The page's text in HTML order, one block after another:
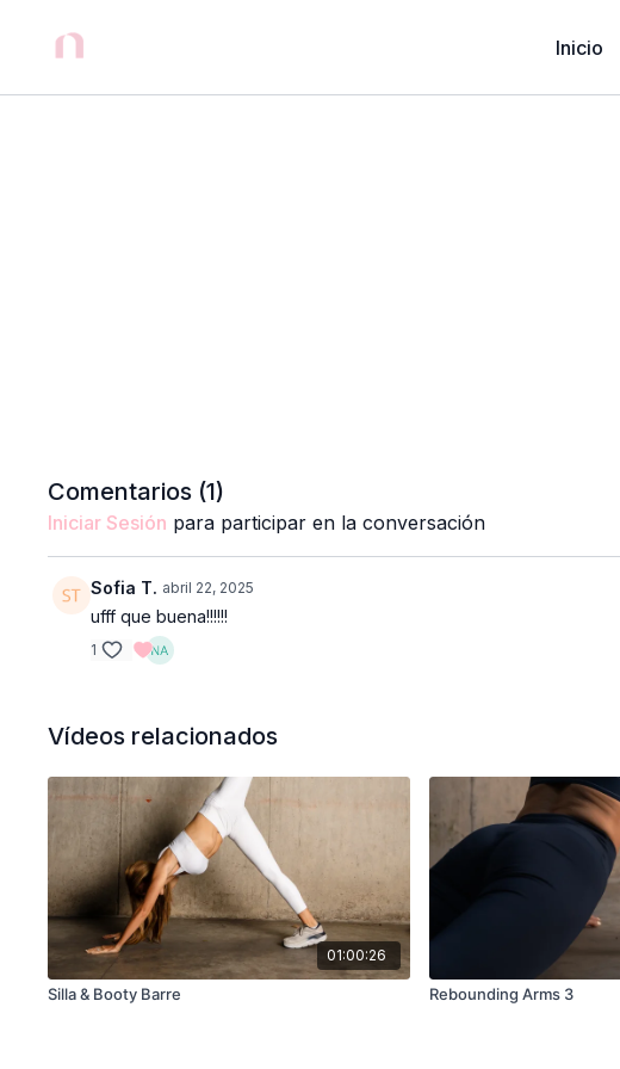
Inicio
Comentarios (1)
Iniciar Sesión para participar en la conversación
Sofia T. abril 22, 2025
ufff que buena!!!!!!
1
Vídeos relacionados
01:00:26
Silla & Booty Barre Rebounding Arms 3